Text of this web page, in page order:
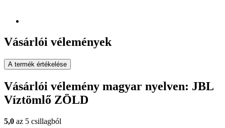
Vásárlói vélemények
A termék értékelése
Vásárlói vélemény magyar nyelven: JBL
Víztömlő ZÖLD
5,0 az 5 csillagból